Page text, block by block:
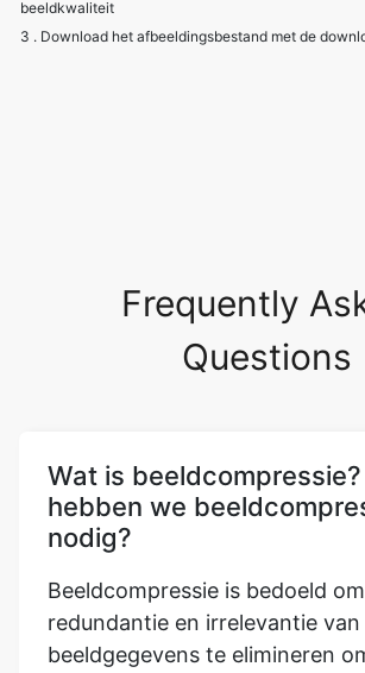
Wat is beeldcompressie?
Beeldcompressie is bedoeld om
redundantie en irrelevantie van
beeldgegevens te elimineren
efficiënter op te slaan of te
doel is om het aantal bits te
dat nodig is om een afbeelding